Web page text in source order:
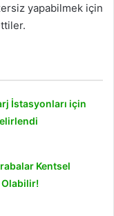
yapabilmek için
İstasyonları için
Kentsel